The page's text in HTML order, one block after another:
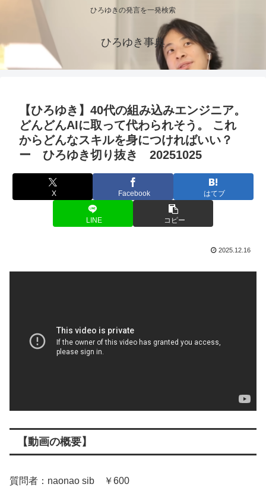
ひろゆきの発言を一発検索
ひろゆき事典
【ひろゆき】40代の組み込みエンジニア。
どんどんAIに取って代わられそう。 これ
からどんなスキルを身につければいい？
ー ひろゆき切り抜き 20251025
X Facebook はてブ
LINE コピー
2025.12.16
【動画の概要】
質問者：naonao sib ￥600